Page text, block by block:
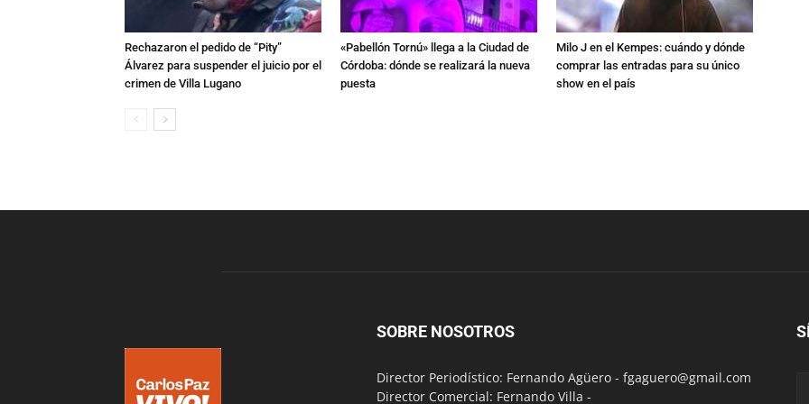
Rechazaron el pedido de “Pity”
Álvarez para suspender el juicio por el
crimen de Villa Lugano
«Pabellón Tornú» llega a la Ciudad de
Córdoba: dónde se realizará la nueva
puesta
Milo J en el Kempes: cuándo y dónde
comprar las entradas para su único
show en el país
SOBRE NOSOTROS
Director Periodístico: Fernando Agüero - fgaguero@gmail.com
Director Comercial: Fernando Villa -